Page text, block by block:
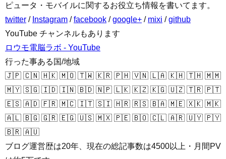
ピュータ・モバイルに関するお役立ち情報を書いてます。
twitter / Instagram /facebook /google+ / mixi /github
YouTube チャンネルもあります
ロウモ電脳ラボ - YouTube
行った事ある国/地域
🇯🇵 🇨🇳 🇭🇰 🇲🇴 🇹🇼 🇰🇷 🇵🇭 🇻🇳 🇱🇦 🇰🇭 🇹🇭 🇲🇲
🇲🇾 🇸🇬 🇮🇩 🇮🇳 🇧🇩 🇳🇵 🇱🇰 🇰🇿 🇰🇬 🇺🇿 🇹🇷 🇵🇹
🇪🇸 🇦🇩 🇫🇷 🇲🇨 🇮🇹 🇸🇮 🇭🇷 🇷🇸 🇧🇦 🇲🇪 🇽🇰 🇲🇰
🇦🇱 🇧🇬 🇬🇷 🇪🇬 🇺🇸 🇲🇽 🇵🇪 🇧🇴 🇨🇱 🇦🇷 🇺🇾 🇵🇾
🇧🇷 🇦🇺
ブログ運営歴は20年、現在の総記事数は4500以上・月間PV